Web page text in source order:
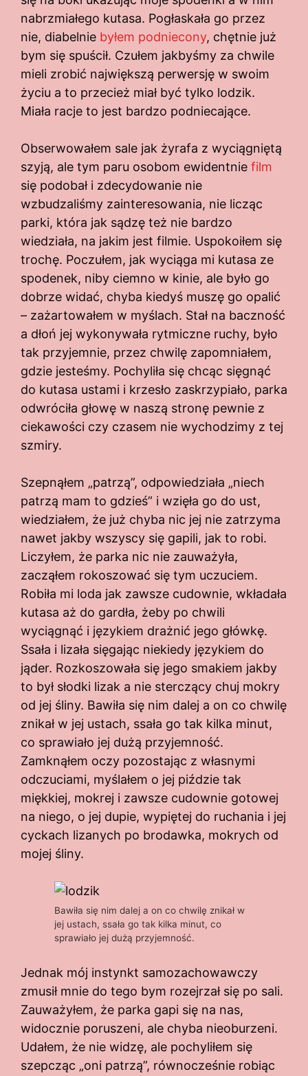
nabrzmiałego kutasa. Pogłaskała go przez
nie, diabelnie byłem podniecony, chętnie już
bym się spuścił. Czułem jakbyśmy za chwile
mieli zrobić największą perwersję w swoim
życiu a to przecież miał być tylko lodzik.
Miała racje to jest bardzo podniecające.
Obserwowałem sale jak żyrafa z wyciągniętą
szyją, ale tym paru osobom ewidentnie film
się podobał i zdecydowanie nie
wzbudzaliśmy zainteresowania, nie licząc
parki, która jak sądzę też nie bardzo
wiedziała, na jakim jest filmie. Uspokoiłem się
trochę. Poczułem, jak wyciąga mi kutasa ze
spodenek, niby ciemno w kinie, ale było go
dobrze widać, chyba kiedyś muszę go opalić
– zażartowałem w myślach. Stał na baczność
a dłoń jej wykonywała rytmiczne ruchy, było
tak przyjemnie, przez chwilę zapomniałem,
gdzie jesteśmy. Pochyliła się chcąc sięgnąć
do kutasa ustami i krzesło zaskrzypiało, parka
odwróciła głowę w naszą stronę pewnie z
ciekawości czy czasem nie wychodzimy z tej
szmiry.
Szepnąłem „patrzą”, odpowiedziała „niech
patrzą mam to gdzieś” i wzięła go do ust,
wiedziałem, że już chyba nic jej nie zatrzyma
nawet jakby wszyscy się gapili, jak to robi.
Liczyłem, że parka nic nie zauważyła,
zacząłem rokoszować się tym uczuciem.
Robiła mi loda jak zawsze cudownie, wkładała
kutasa aż do gardła, żeby po chwili
wyciągnąć i językiem drażnić jego główkę.
Ssała i lizała sięgając niekiedy językiem do
jąder. Rozkoszowała się jego smakiem jakby
to był słodki lizak a nie sterczący chuj mokry
od jej śliny. Bawiła się nim dalej a on co chwilę
znikał w jej ustach, ssała go tak kilka minut,
co sprawiało jej dużą przyjemność.
Zamknąłem oczy pozostając z własnymi
odczuciami, myślałem o jej piździe tak
miękkiej, mokrej i zawsze cudownie gotowej
na niego, o jej dupie, wypiętej do ruchania i jej
cyckach lizanych po brodawka, mokrych od
mojej śliny.
Bawiła się nim dalej a on co chwilę znikał w
jej ustach, ssała go tak kilka minut, co
sprawiało jej dużą przyjemność.
Jednak mój instynkt samozachowawczy
zmusił mnie do tego bym rozejrzał się po sali.
Zauważyłem, że parka gapi się na nas,
widocznie poruszeni, ale chyba nieoburzeni.
Udałem, że nie widzę, ale pochyliłem się
szepcząc „oni patrzą”, równocześnie robiąc